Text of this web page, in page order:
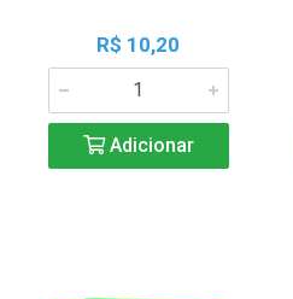
R$ 10,20
Adicionar